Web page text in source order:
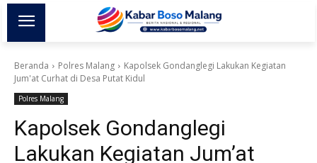
Beranda Polres Malang
Kapolsek Gondanglegi Lakukan Kegiatan
Jum'at Curhat di Desa Putat Kidul
Polres Malang
Kapolsek Gondanglegi
Lakukan Kegiatan Jum’at